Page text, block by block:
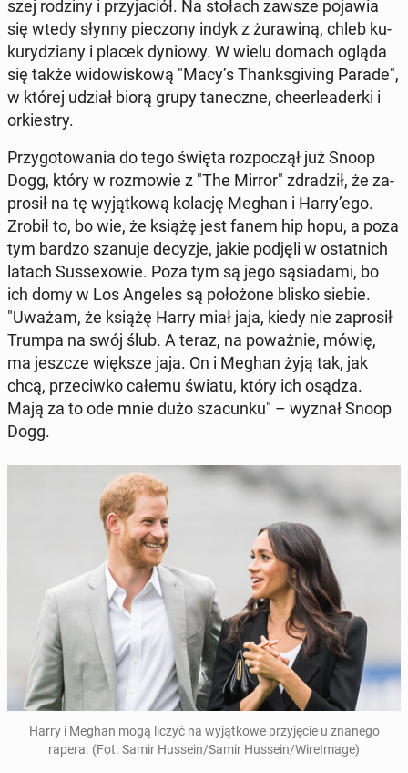
szej rodziny i przy­ja­ciół. Na stołach zawsze pojawia
się wtedy słynny pie­czo­ny indyk z żu­ra­wi­ną, chleb ku­
ku­ry­dzia­ny i placek dyniowy. W wielu domach ogląda
się także wi­do­wi­sko­wą "Macy’s Thanks­gi­ving Parade",
w której udział biorą grupy ta­necz­ne, che­er­le­ader­ki i
or­kie­stry.
Przy­go­to­wa­nia do tego święta roz­po­czął już Snoop
Dogg, który w roz­mo­wie z "The Mirror" zdra­dził, że za­
pro­sił na tę wy­jąt­ko­wą kolację Meghan i Harry’ego.
Zrobił to, bo wie, że książę jest fanem hip hopu, a poza
tym bardzo szanuje decyzje, jakie podjęli w ostat­nich
latach Sus­se­xo­wie. Poza tym są jego są­sia­da­mi, bo
ich domy w Los Angeles są po­ło­żo­ne blisko siebie.
"Uważam, że książę Harry miał jaja, kiedy nie za­pro­sił
Trumpa na swój ślub. A teraz, na po­waż­nie, mówię,
ma jeszcze większe jaja. On i Meghan żyją tak, jak
chcą, prze­ciw­ko całemu światu, który ich osądza.
Mają za to ode mnie dużo sza­cun­ku" – wyznał Snoop
Dogg.
Harry i Meghan mogą liczyć na wy­jąt­ko­we przy­ję­cie u znanego
rapera. (Fot. Samir Hussein/Samir Hussein/Wi­re­Ima­ge)